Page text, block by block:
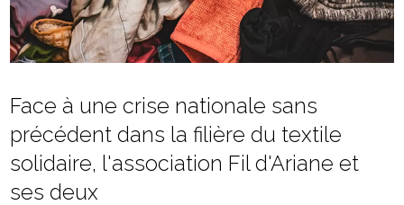
Face à une crise nationale sans
précédent dans la filière du textile
solidaire, l'association Fil d'Ariane et
ses deux